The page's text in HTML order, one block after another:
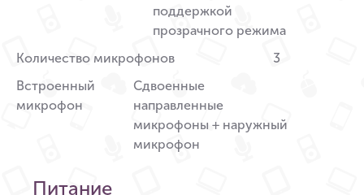
поддержкой
прозрачного режима
Количество микрофонов
3
Встроенный
микрофон
Сдвоенные
направленные
микрофоны + наружный
микрофон
Питание